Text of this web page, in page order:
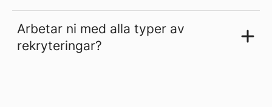
Arbetar ni med alla typer av
rekryteringar?